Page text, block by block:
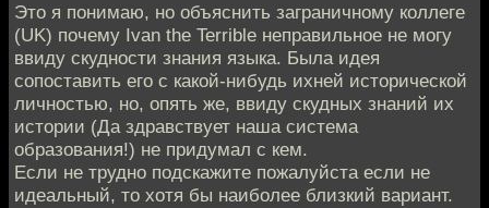
Это я понимаю, но объяснить заграничному коллеге
(UK) почему Ivan the Terrible неправильное не могу
ввиду скудности знания языка. Была идея
сопоставить его с какой-нибудь ихней исторической
личностью, но, опять же, ввиду скудных знаний их
истории (Да здравствует наша система
образования!) не придумал с кем.
Если не трудно подскажите пожалуйста если не
идеальный, то хотя бы наиболее близкий вариант.